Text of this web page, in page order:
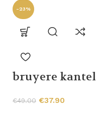
-23%
bruyere kantel
€49.00 €37.90